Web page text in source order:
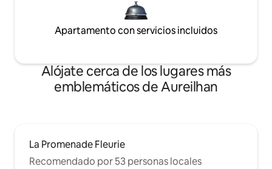
Apartamento con servicios incluidos
Alójate cerca de los lugares más
emblemáticos de Aureilhan
La Promenade Fleurie
Recomendado por 53 personas locales